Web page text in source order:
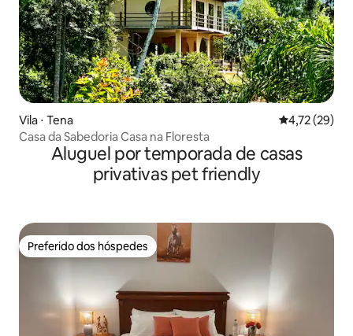
Vila ⋅ Tena 4,72 de uma
4,72 (29)
Casa da Sabedoria Casa na Floresta
Aluguel por temporada de casas
privativas pet friendly
Preferido dos hóspedes
Preferido dos hóspedes